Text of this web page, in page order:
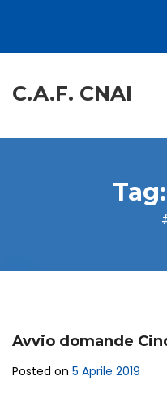
C.A.F. CNAI
Tag:
Avvio domande
Posted on 5 Aprile 2019